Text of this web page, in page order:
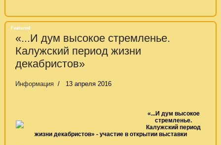
Featured
«...И дум высокое стремленье.
Калужский период жизни
декабристов»
Информация 13 апреля 2016
«...И дум высокое
стремленье.
Калужский период
жизни декабристов» - участие в открытии выставки